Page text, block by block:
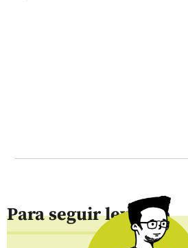
Para seguir leyendo